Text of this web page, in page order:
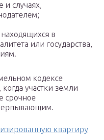
и случаях,
в
или государства,
кодексе
участки земли
срочное
квартиру